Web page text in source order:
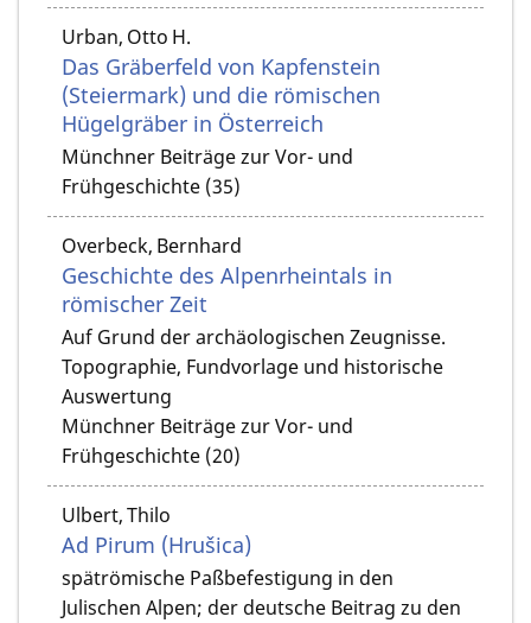
Urban, Otto H.
Das Gräberfeld von Kapfenstein
(Steiermark) und die römischen
Hügelgräber in Österreich
Münchner Beiträge zur Vor- und
Frühgeschichte (35)
Overbeck, Bernhard
Geschichte des Alpenrheintals in
römischer Zeit
Auf Grund der archäologischen Zeugnisse.
Topographie, Fundvorlage und historische
Auswertung
Münchner Beiträge zur Vor- und
Frühgeschichte (20)
Ulbert, Thilo
Ad Pirum (Hrušica)
spätrömische Paßbefestigung in den
Julischen Alpen; der deutsche Beitrag zu den